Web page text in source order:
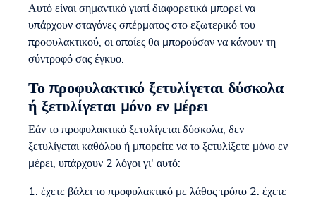
Αυτό είναι σημαντικό γιατί διαφορετικά μπορεί να
υπάρχουν σταγόνες σπέρματος στο εξωτερικό του
προφυλακτικού, οι οποίες θα μπορούσαν να κάνουν τη
σύντροφό σας έγκυο.
Το προφυλακτικό ξετυλίγεται δύσκολα
ή ξετυλίγεται μόνο εν μέρει
Εάν το προφυλακτικό ξετυλίγεται δύσκολα, δεν
ξετυλίγεται καθόλου ή μπορείτε να το ξετυλίξετε μόνο εν
μέρει, υπάρχουν 2 λόγοι γι' αυτό:
1. έχετε βάλει το προφυλακτικό με λάθος τρόπο 2. έχετε